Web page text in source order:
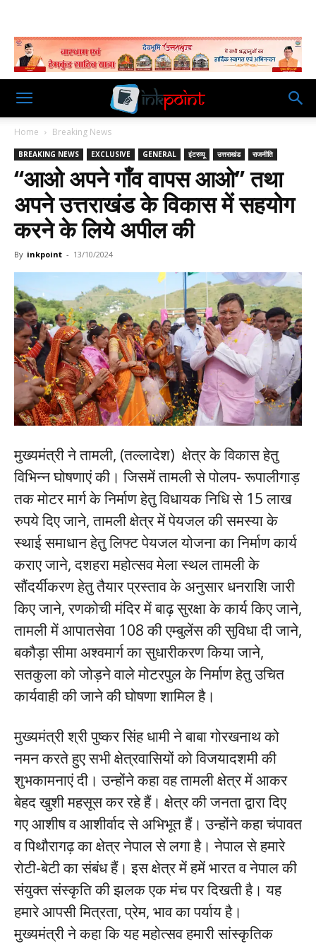
Home Breaking News
BREAKING NEWS EXCLUSIVE GENERAL इंटरव्यू उत्तराखंड राजनीति
‘‘आओ अपने गाँव वापस आओ’’ तथा
अपने उत्तराखंड के विकास में सहयोग
करने के लिये अपील की
By inkpoint - 13/10/2024
मुख्यमंत्री ने तामली, (तल्लादेश) क्षेत्र के विकास हेतु
विभिन्न घोषणाएं की। जिसमें तामली से पोलप- रूपालीगाड़
तक मोटर मार्ग के निर्माण हेतु विधायक निधि से 15 लाख
रुपये दिए जाने, तामली क्षेत्र में पेयजल की समस्या के
स्थाई समाधान हेतु लिफ्ट पेयजल योजना का निर्माण कार्य
कराए जाने, दशहरा महोत्सव मेला स्थल तामली के
सौंदर्यीकरण हेतु तैयार प्रस्ताव के अनुसार धनराशि जारी
किए जाने, रणकोची मंदिर में बाढ़ सुरक्षा के कार्य किए जाने,
तामली में आपातसेवा 108 की एम्बुलेंस की सुविधा दी जाने,
बकौड़ा सीमा अश्वमार्ग का सुधारीकरण किया जाने,
सतकुला को जोड़ने वाले मोटरपुल के निर्माण हेतु उचित
कार्यवाही की जाने की घोषणा शामिल है।
मुख्यमंत्री श्री पुष्कर सिंह धामी ने बाबा गोरखनाथ को
नमन करते हुए सभी क्षेत्रवासियों को विजयादशमी की
शुभकामनाएं दी। उन्होंने कहा वह तामली क्षेत्र में आकर
बेहद खुशी महसूस कर रहे हैं। क्षेत्र की जनता द्वारा दिए
गए आशीष व आशीर्वाद से अभिभूत हैं। उन्होंने कहा चंपावत
व पिथौरागढ़ का क्षेत्र नेपाल से लगा है। नेपाल से हमारे
रोटी-बेटी का संबंध हैं। इस क्षेत्र में हमें भारत व नेपाल की
संयुक्त संस्कृति की झलक एक मंच पर दिखती है। यह
हमारे आपसी मित्रता, प्रेम, भाव का पर्याय है।
मुख्यमंत्री ने कहा कि यह महोत्सव हमारी सांस्कृतिक